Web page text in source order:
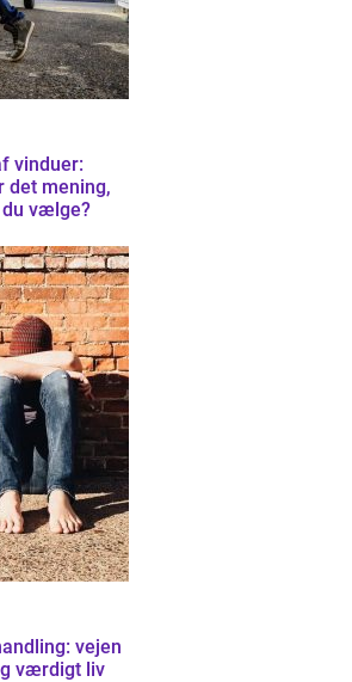
vinduer:
det mening,
du vælge?
vejen
værdigt liv